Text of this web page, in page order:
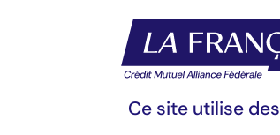
Ce site utilise des